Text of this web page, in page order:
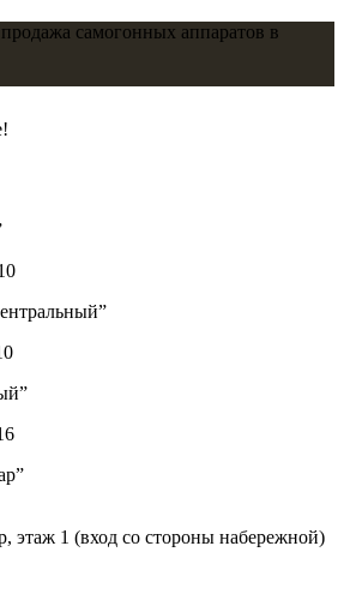
самогонных аппаратов в
этаж 1 (вход со стороны набережной)